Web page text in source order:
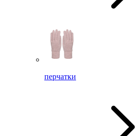
перчатки